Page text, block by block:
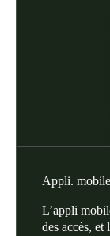
Appli.
L’appli
des accès,